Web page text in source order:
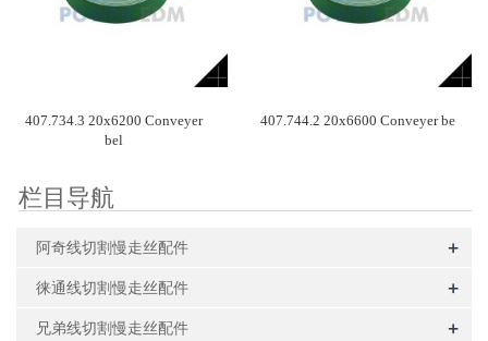
407.734.3 20x6200 Conveyer
bel
407.744.2 20x6600 Conveyer be
栏目导航
阿奇线切割慢走丝配件 +
徕通线切割慢走丝配件 +
兄弟线切割慢走丝配件 +